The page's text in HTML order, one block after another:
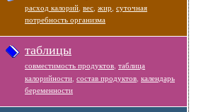
расход калорий вес жир суточная
потребность организма
таблицы
совместимость продуктов таблица
калорийности состав продуктов календарь
беременности